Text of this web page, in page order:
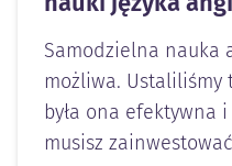
Samodzielna nauka
możliwa. Ustaliliśmy
była ona efektywna
musisz